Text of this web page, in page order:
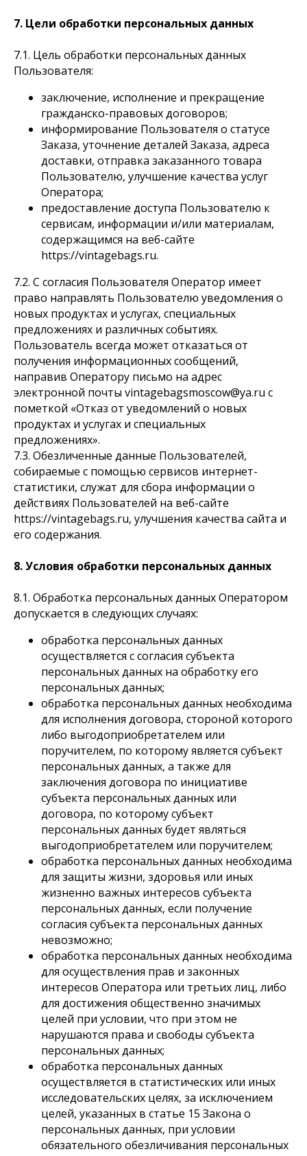
7. Цели обработки персональных данных
7.1. Цель обработки персональных данных
Пользователя:
заключение, исполнение и прекращение
гражданско-правовых договоров;
информирование Пользователя о статусе
Заказа, уточнение деталей Заказа, адреса
доставки, отправка заказанного товара
Пользователю, улучшение качества услуг
Оператора;
предоставление доступа Пользователю к
сервисам, информации и/или материалам,
содержащимся на веб-сайте
https://vintagebags.ru.
7.2. С согласия Пользователя Оператор имеет
право направлять Пользователю уведомления о
новых продуктах и услугах, специальных
предложениях и различных событиях.
Пользователь всегда может отказаться от
получения информационных сообщений,
направив Оператору письмо на адрес
электронной почты vintagebagsmoscow@ya.ru с
пометкой «Отказ от уведомлений о новых
продуктах и услугах и специальных
предложениях».
7.3. Обезличенные данные Пользователей,
собираемые с помощью сервисов интернет-
статистики, служат для сбора информации о
действиях Пользователей на веб-сайте
https://vintagebags.ru, улучшения качества сайта и
его содержания.
8. Условия обработки персональных данных
8.1. Обработка персональных данных Оператором
допускается в следующих случаях:
обработка персональных данных
осуществляется с согласия субъекта
персональных данных на обработку его
персональных данных;
обработка персональных данных необходима
для исполнения договора, стороной которого
либо выгодоприобретателем или
поручителем, по которому является субъект
персональных данных, а также для
заключения договора по инициативе
субъекта персональных данных или
договора, по которому субъект
персональных данных будет являться
выгодоприобретателем или поручителем;
обработка персональных данных необходима
для защиты жизни, здоровья или иных
жизненно важных интересов субъекта
персональных данных, если получение
согласия субъекта персональных данных
невозможно;
обработка персональных данных необходима
для осуществления прав и законных
интересов Оператора или третьих лиц, либо
для достижения общественно значимых
целей при условии, что при этом не
нарушаются права и свободы субъекта
персональных данных;
обработка персональных данных
осуществляется в статистических или иных
исследовательских целях, за исключением
целей, указанных в статье 15 Закона о
персональных данных, при условии
обязательного обезличивания персональных